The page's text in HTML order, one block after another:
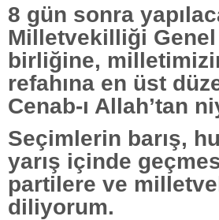
8 gün sonra
Milletvekilliği
birliğine,
refahına en üst
Cenab-ı Allah’tan
Seçimlerin barış,
yarış içinde
partilere ve
diliyorum.